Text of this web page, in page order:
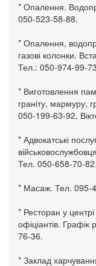
* Опалення.
050-523-58-88.
* Опалення,
газові колонки.
Тел.: 050-974-99-
* Виготовлення
граніту, мармуру,
050-199-63-92,
* Адвокатські
Тел. 050-658-70-82.
* Масаж. Тел. 095-
* Ресторан у
офіціантів.
76-36.
* Заклад